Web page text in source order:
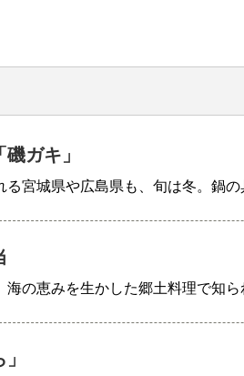
ガキ」
宮城県や広島県も、旬は冬。鍋
の恵みを生かした郷土料理で知